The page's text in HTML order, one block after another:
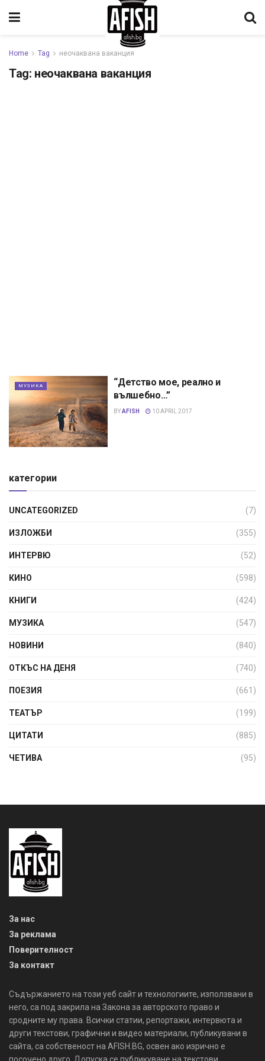
Home Tag неочаквана ваканция
Tag: неочаквана ваканция
МУЗИКА
“Детство мое, реално и
вълшебно…”
BYAFISH 10 APRIL 2017
категории
UNCATEGORIZED (7)
ИЗЛОЖБИ (355)
ИНТЕРВЮ (52)
КИНО (598)
КНИГИ (424)
МУЗИКА (547)
НОВИНИ (840)
ОТКЪС НА ДЕНЯ (740)
ПОЕЗИЯ (661)
ТЕАТЪР (199)
ЦИТАТИ (885)
ЧЕТИВА (95)
За нас
За реклама
Поверителност
За контакт
Съдържанието на този уеб сайт и технологиите, използвани в
него, са под закрила на Закона за авторското право и
сродните му права. Всички статии, репортажи, интервюта и
други текстови, графични и видео материали, публикувани в
сайта, са собственост на AFISH.BG, освен ако изрично е
посочено друго. Допуска се публикуване на текстови